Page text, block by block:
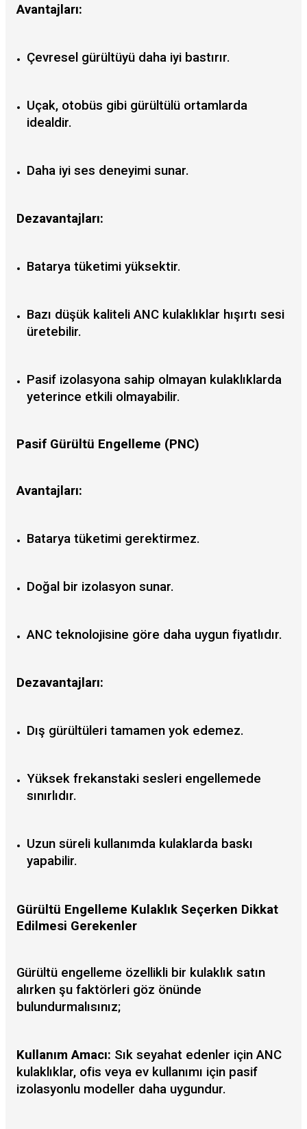
Avantajları:
Çevresel gürültüyü daha iyi bastırır.
Uçak, otobüs gibi gürültülü ortamlarda
idealdir.
Daha iyi ses deneyimi sunar.
Dezavantajları:
Batarya tüketimi yüksektir.
Bazı düşük kaliteli ANC kulaklıklar hışırtı sesi
üretebilir.
Pasif izolasyona sahip olmayan kulaklıklarda
yeterince etkili olmayabilir.
Pasif Gürültü Engelleme (PNC)
Avantajları:
Batarya tüketimi gerektirmez.
Doğal bir izolasyon sunar.
ANC teknolojisine göre daha uygun fiyatlıdır.
Dezavantajları:
Dış gürültüleri tamamen yok edemez.
Yüksek frekanstaki sesleri engellemede
sınırlıdır.
Uzun süreli kullanımda kulaklarda baskı
yapabilir.
Gürültü Engelleme Kulaklık Seçerken Dikkat
Edilmesi Gerekenler
Gürültü engelleme özellikli bir kulaklık satın
alırken şu faktörleri göz önünde
bulundurmalısınız;
Kullanım Amacı: Sık seyahat edenler için ANC
kulaklıklar, ofis veya ev kullanımı için pasif
izolasyonlu modeller daha uygundur.